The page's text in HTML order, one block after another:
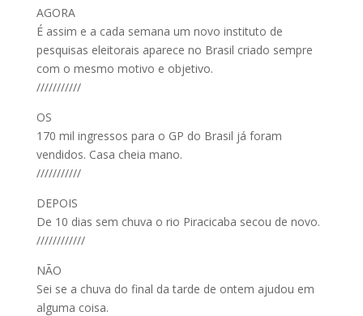
AGORA
É assim e a cada semana um novo instituto de
pesquisas eleitorais aparece no Brasil criado sempre
com o mesmo motivo e objetivo.
///////////
OS
170 mil ingressos para o GP do Brasil já foram
vendidos. Casa cheia mano.
///////////
DEPOIS
De 10 dias sem chuva o rio Piracicaba secou de novo.
////////////
NÃO
Sei se a chuva do final da tarde de ontem ajudou em
alguma coisa.